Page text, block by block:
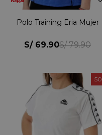
Polo Training Eria Mujer
S/ 69.90S/ 79.90
50